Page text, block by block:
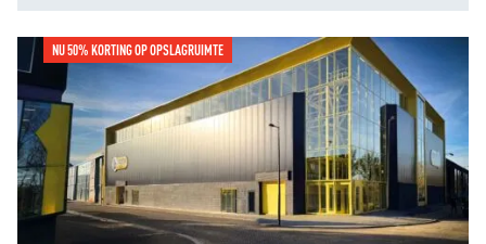
NU 50% KORTING OP OPSLAGRUIMTE